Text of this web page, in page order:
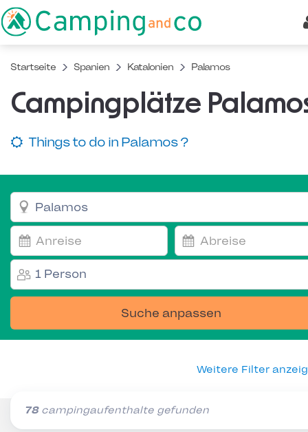
Startseite Spanien Katalonien Palamos
Campingplätze
Things to do in Palamos ?
1 Person
Suche anpassen
Weitere Filter
78campingaufenthalte gefunden